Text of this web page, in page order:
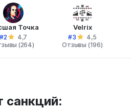
Точка
#2
4,7
(264)
Velrix
#3
4,5
Отзывы (196)
санкций: